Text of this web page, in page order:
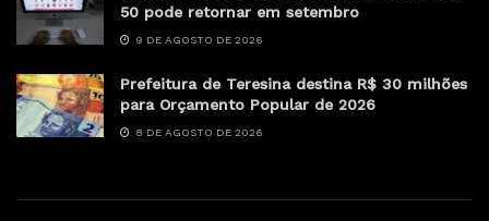
Três nomes foram definidos por meio de votação
fevereiro. Os defensores mais votados para compor a lista
e pleitear o cargo são João Batista Viana do Lago Neto,